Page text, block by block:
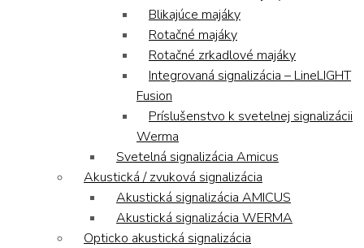
Blikajúce majáky
Rotačné majáky
Rotačné zrkadlové majáky
Integrovaná signalizácia – LineLIGHT
Fusion
Príslušenstvo k svetelnej signalizácii
Werma
Svetelná signalizácia Amicus
Akustická / zvuková signalizácia
Akustická signalizácia AMICUS
Akustická signalizácia WERMA
Opticko akustická signalizácia